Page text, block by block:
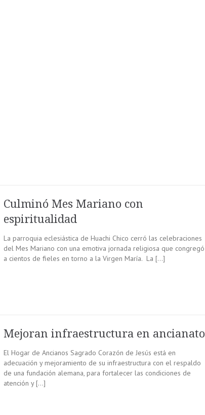
Culminó Mes Mariano con
espiritualidad
La parroquia eclesiástica de Huachi Chico cerró las celebraciones
del Mes Mariano con una emotiva jornada religiosa que congregó
a cientos de fieles en torno a la Virgen María. La […]
Mejoran infraestructura en ancianato
El Hogar de Ancianos Sagrado Corazón de Jesús está en
adecuación y mejoramiento de su infraestructura con el respaldo
de una fundación alemana, para fortalecer las condiciones de
atención y […]